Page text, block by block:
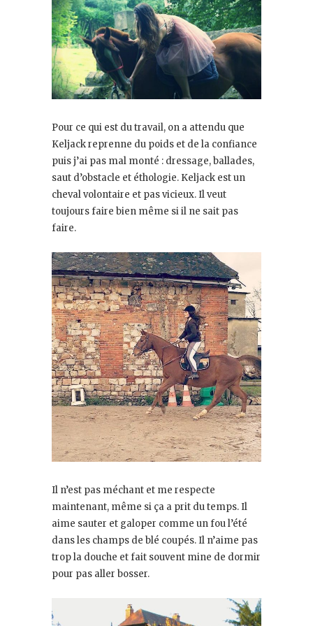
Pour ce qui est du travail, on a attendu que
Keljack reprenne du poids et de la confiance
puis j’ai pas mal monté : dressage, ballades,
saut d’obstacle et éthologie. Keljack est un
cheval volontaire et pas vicieux. Il veut
toujours faire bien même si il ne sait pas
faire.
Il n’est pas méchant et me respecte
maintenant, même si ça a prit du temps. Il
aime sauter et galoper comme un fou l’été
dans les champs de blé coupés. Il n’aime pas
trop la douche et fait souvent mine de dormir
pour pas aller bosser.